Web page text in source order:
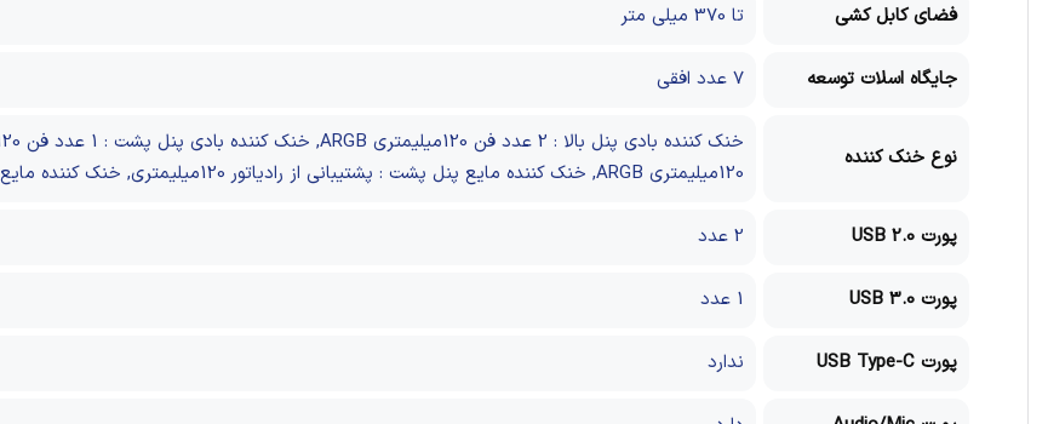
فضای کابل کشی تا 370 میلی متر
جایگاه اسلات توسعه 7 عدد افقی
نوع خنک کننده
120میلیمتری ARGB, خنک کننده مایع پنل پشت : پشتیبانی از رادیاتور 120میلیمتری, خنک کننده مایع پنل جلو : پشتیبانی از رادیاتور 240میلیمتری
پورت USB 2.0 2 عدد
پورت USB 3.0 1 عدد
پورت USB Type-C ندارد